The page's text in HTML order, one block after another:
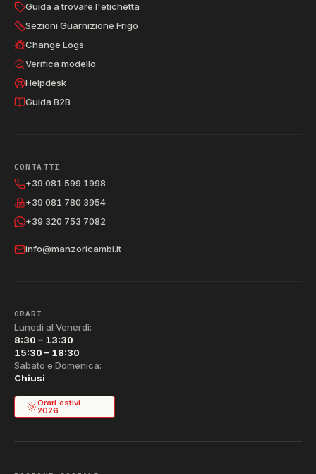
Guida a trovare l'etichetta
Sezioni Guarnizione Frigo
Change Logs
Verifica modello
Helpdesk
Guida B2B
CONTATTI
+39 081 599 1998
+39 081 780 3954
+39 320 753 7082
info@manzoricambi.it
ORARI
Lunedì al Venerdì:
8:30 – 13:30
15:30 – 18:30
Sabato e Domenica:
Chiusi
Orari estivi
2026